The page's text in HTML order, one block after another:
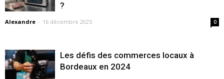
?
Alexandre - 16 décembre 2025 0
Les défis des commerces locaux à
Bordeaux en 2024